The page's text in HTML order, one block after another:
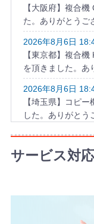
【大阪府】複合
た。ありがとうご
2026年8月6日
【東京都】複合
を頂きました。あ
2026年8月6日
【埼玉県】コピ
した。ありがとう
2026年8月6日
【千葉県】複合
した。ありがとう
【神奈川県】複合
ました。ありが
サービス対